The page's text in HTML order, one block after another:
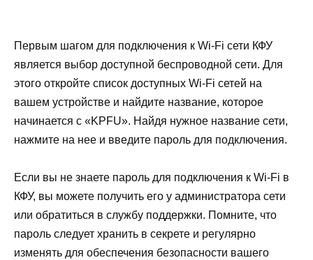
Первым шагом для подключения к Wi-Fi сети КФУ
является выбор доступной беспроводной сети. Для
этого откройте список доступных Wi-Fi сетей на
вашем устройстве и найдите название, которое
начинается с «KPFU». Найдя нужное название сети,
нажмите на нее и введите пароль для подключения.
Если вы не знаете пароль для подключения к Wi-Fi в
КФУ, вы можете получить его у администратора сети
или обратиться в службу поддержки. Помните, что
пароль следует хранить в секрете и регулярно
изменять для обеспечения безопасности вашего